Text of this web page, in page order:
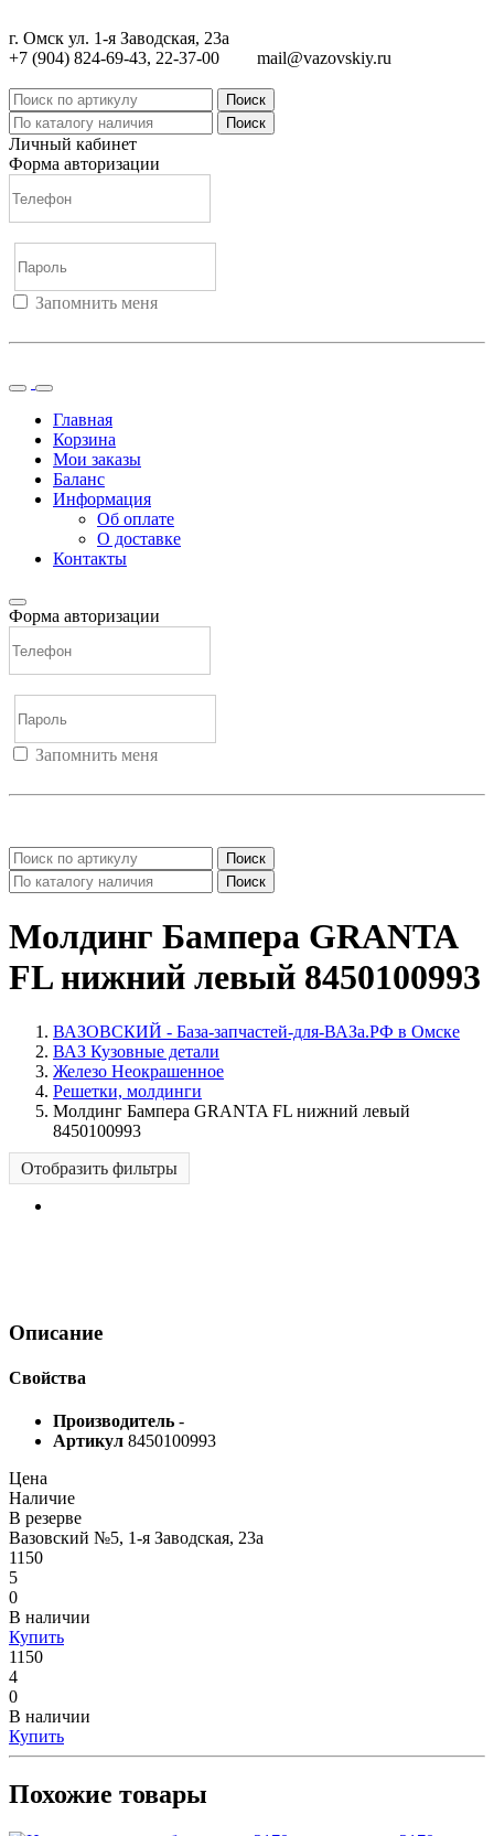
г. Омск ул. 1-я Заводская, 23а
+7 (904) 824-69-43, 22-37-00
mail@vazovskiy.ru
Поиск
Поиск
Личный кабинет
Форма авторизации
Запомнить меня
Главная
Корзина
Мои заказы
Баланс
Информация
Об оплате
О доставке
Контакты
Форма авторизации
Запомнить меня
Поиск
Поиск
Молдинг Бампера GRANTA
FL нижний левый 8450100993
ВАЗОВСКИЙ - База-запчастей-для-ВАЗа.РФ в Омске
ВАЗ Кузовные детали
Железо Неокрашенное
Решетки, молдинги
Молдинг Бампера GRANTA FL нижний левый
8450100993
Отобразить фильтры
Описание
Свойства
Производитель -
Артикул 8450100993
Цена
Наличие
В резерве
Вазовский №5, 1-я Заводская, 23а
1150
5
0
В наличии
Купить
1150
4
0
В наличии
Купить
Похожие товары